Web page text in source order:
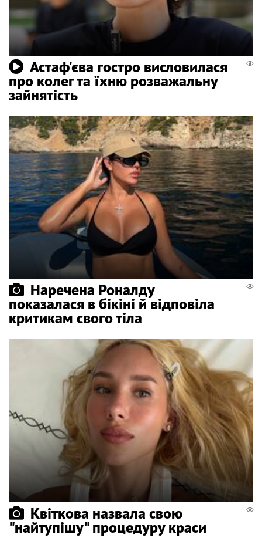
Астаф'єва гостро висловилася
про колег та їхню розважальну
зайнятість
Наречена Роналду
показалася в бікіні й відповіла
критикам свого тіла
Квіткова назвала свою
"найтупішу" процедуру краси